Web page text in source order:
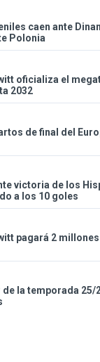
caen ante
Polonia
oficializa el
2032
de final del
victoria de los
a los 10 goles
pagará 2
la temporada 25/